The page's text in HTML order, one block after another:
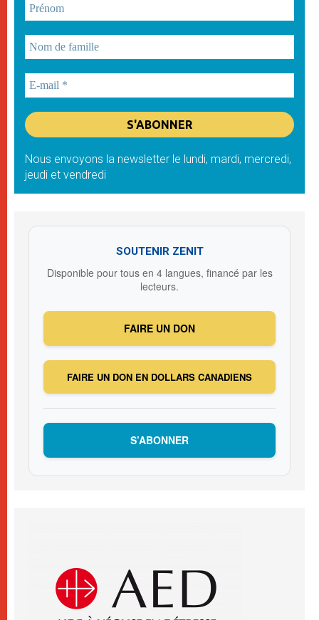
Nous envoyons la newsletter le lundi, mardi, mercredi,
jeudi et vendredi
SOUTENIR ZENIT
Disponible pour tous en 4 langues, financé par les
lecteurs.
FAIRE UN DON
FAIRE UN DON EN DOLLARS CANADIENS
S’ABONNER